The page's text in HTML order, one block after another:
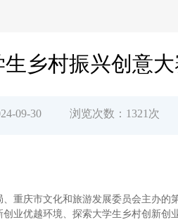
乡村振兴创意
09-30 浏览次数： 1321 次
重庆市文化和旅游发展委员会主办的
业优越环境、探索大学生乡村创新创